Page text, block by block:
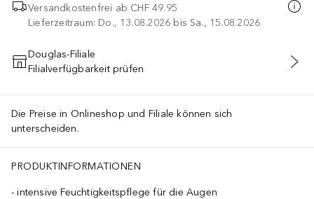
Versandkostenfrei ab CHF 49.95
Lieferzeitraum: Do., 13.08.2026 bis Sa., 15.08.2026
IN DEN WARENKORB
Douglas-Filiale
Filialverfügbarkeit prüfen
Die Preise in Onlineshop und Filiale können sich
unterscheiden.
PRODUKTINFORMATIONEN
intensive Feuchtigkeitspflege für die Augen